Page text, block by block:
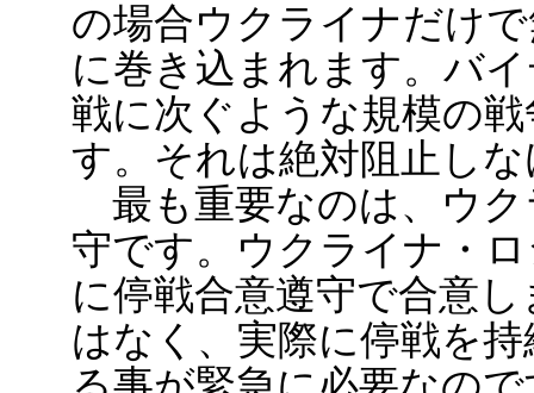
の場合ウクライナだけ
に巻き込まれます。バ
戦に次ぐような規模の
す。それは絶対阻止し
最も重要なのは、ウク
守です。ウクライナ・
に停戦合意遵守で合意
はなく、実際に停戦を